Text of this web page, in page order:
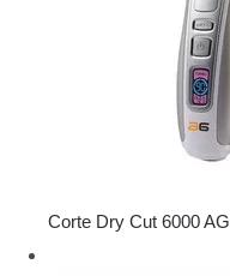
Corte Dry Cut 6000 AG